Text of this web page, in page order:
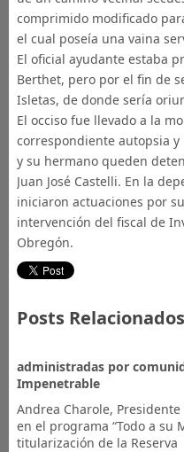
comprimido modificado
el cual poseía una vaina
El oficial ayudante estaba
Berthet, pero por el fin de
Isletas, de donde sería
El occiso fue llevado a la
correspondiente autopsia
y su hermano queden
Juan José Castelli. En la
iniciaron actuaciones por
intervención del fiscal de
Obregón.
Posts Relacionados
administradas por
Impenetrable
Andrea Charole,
en el programa “Todo a su
titularización de la Reserva